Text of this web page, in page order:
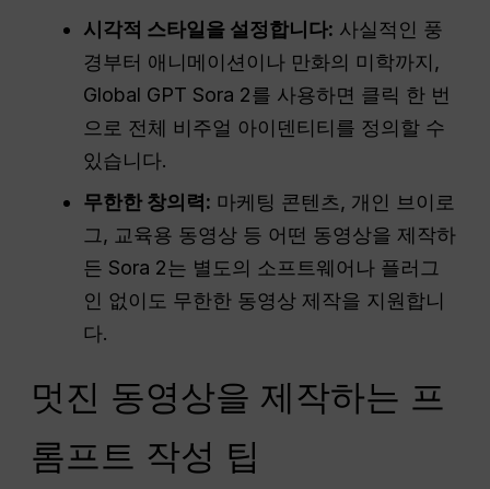
시각적 스타일을 설정합니다: 사실적인 풍
경부터 애니메이션이나 만화의 미학까지,
Global GPT Sora 2를 사용하면 클릭 한 번
으로 전체 비주얼 아이덴티티를 정의할 수
있습니다.
무한한 창의력: 마케팅 콘텐츠, 개인 브이로
그, 교육용 동영상 등 어떤 동영상을 제작하
든 Sora 2는 별도의 소프트웨어나 플러그
인 없이도 무한한 동영상 제작을 지원합니
다.
멋진 동영상을 제작하는 프
롬프트 작성 팁